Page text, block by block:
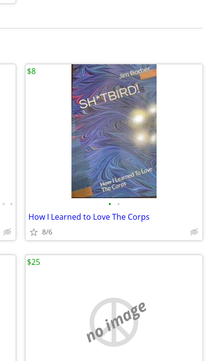
• • • •
How I Learned to Love The Corps
8/6
$8
no image
$25